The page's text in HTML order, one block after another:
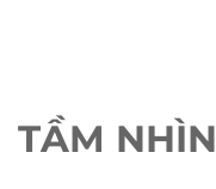
TẦM NHÌN